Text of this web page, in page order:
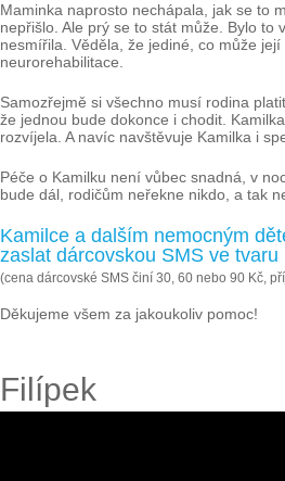
Maminka naprosto nechápala, jak se to
nepřišlo. Ale prý se to stát může. Bylo
nesmířila. Věděla, že jediné, co může
neurorehabilitace.
Samozřejmě si všechno musí rodina
že jednou bude dokonce i chodit.
rozvíjela. A navíc navštěvuje Kamilka i
Péče o Kamilku není vůbec snadná, v
bude dál, rodičům neřekne nikdo, a tak
Kamilce a dalším nemocným
zaslat dárcovskou SMS ve
(cena dárcovské SMS činí 30, 60 nebo 90 Kč,
Děkujeme všem za jakoukoliv pomoc!
Filípek